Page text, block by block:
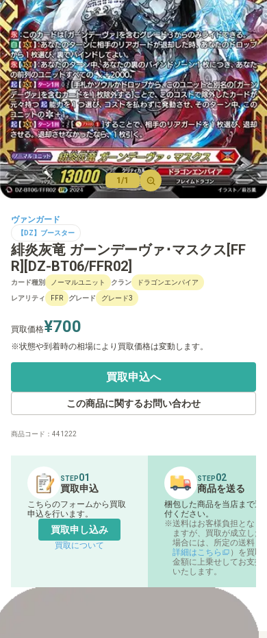
【D】ブースター
【D】その他ブースター
【D】デッキなど
【DPR】PRカード
1/1
ヴァンガード
【DZ】ブースター
緋炎灰竜 ガーンデーヴァ･マスクス[FF
R][DZ-BT06/FFR02]
カード種別 ノーマルユニット クラン ドラゴンエンパイア
レアリティ FFR グレード グレード3
買取価格¥700
状態や到着時の相場により買取価格は変動します。
買取申込へ
この商品に関するお問い合わせ
商品コード： 441222
STEP01
買取申込
こちらのフォームから買取
申込を行います。
買取申し込み
買取について
STEP02
商品を送る
梱包した商品を当店まで送
付ください。
送料はお客様負担となり
ますが、買取が成立した
場合には、所定の送料（
詳細はこちら
）を買取
金額に上乗せしてお支払
いたします。